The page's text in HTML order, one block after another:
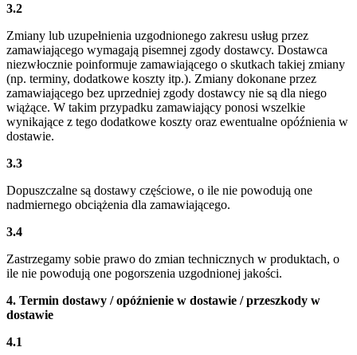
3.2
Zmiany lub uzupełnienia uzgodnionego zakresu usług przez
zamawiającego wymagają pisemnej zgody dostawcy. Dostawca
niezwłocznie poinformuje zamawiającego o skutkach takiej zmiany
(np. terminy, dodatkowe koszty itp.). Zmiany dokonane przez
zamawiającego bez uprzedniej zgody dostawcy nie są dla niego
wiążące. W takim przypadku zamawiający ponosi wszelkie
wynikające z tego dodatkowe koszty oraz ewentualne opóźnienia w
dostawie.
3.3
Dopuszczalne są dostawy częściowe, o ile nie powodują one
nadmiernego obciążenia dla zamawiającego.
3.4
Zastrzegamy sobie prawo do zmian technicznych w produktach, o
ile nie powodują one pogorszenia uzgodnionej jakości.
4. Termin dostawy / opóźnienie w dostawie / przeszkody w
dostawie
4.1